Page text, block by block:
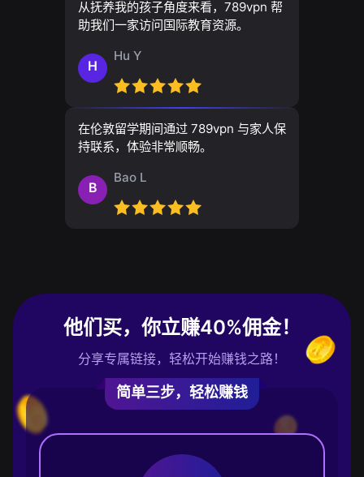
从抚养我的孩子角度来看，789vpn 帮
助我们一家访问国际教育资源。
H
Hu Y
在伦敦留学期间通过 789vpn 与家人保
持联系，体验非常顺畅。
B
Bao L
他们买，你立赚40%佣金！
分享专属链接，轻松开始赚钱之路！
简单三步，轻松赚钱